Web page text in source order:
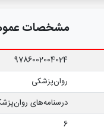
مشخصات
9786002004024
روان‌پزشکی
درسنامه‌‏های
6